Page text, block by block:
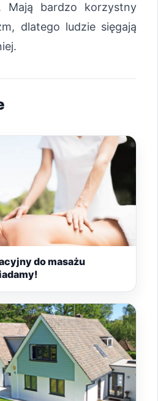
Mają bardzo korzystny
dlatego ludzie sięgają
do masażu